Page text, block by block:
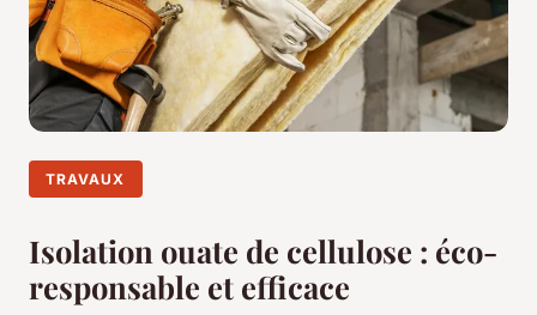
TRAVAUX
Isolation ouate de cellulose : éco-
responsable et efficace